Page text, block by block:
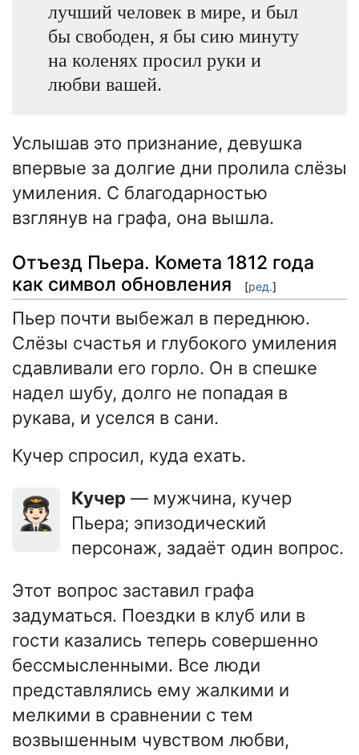
лучший человек в мире, и был
бы свободен, я бы сию минуту
на коленях просил руки и
любви вашей.
Услышав это признание, девушка
впервые за долгие дни пролила слёзы
умиления. С благодарностью
взглянув на графа, она вышла.
Отъезд Пьера. Комета 1812 года
как символ обновления
[ред.]
Пьер почти выбежал в переднюю.
Слёзы счастья и глубокого умиления
сдавливали его горло. Он в спешке
надел шубу, долго не попадая в
рукава, и уселся в сани.
Кучер спросил, куда ехать.
🧑🏻‍✈️ Кучер — мужчина, кучер
Пьера; эпизодический
персонаж, задаёт один вопрос.
Этот вопрос заставил графа
задуматься. Поездки в клуб или в
гости казались теперь совершенно
бессмысленными. Все люди
представлялись ему жалкими и
мелкими в сравнении с тем
возвышенным чувством любви,